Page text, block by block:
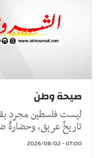
صيحة وطن
ليست فلسطين مجرد
تاريخٌ عريق، وحضارةٌ
07:00 - 2026/08/02